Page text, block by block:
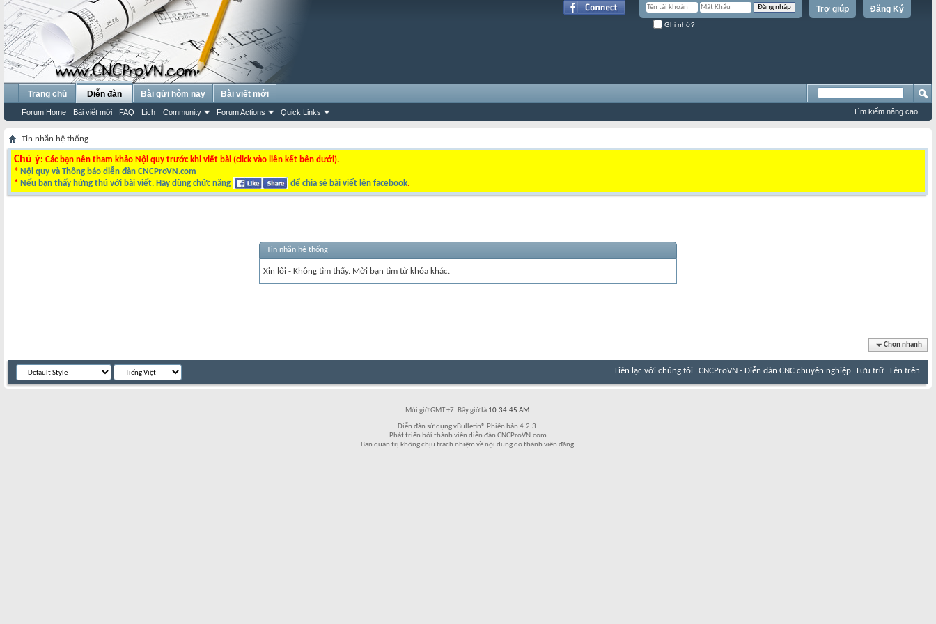
Đăng Ký
Trợ giúp
Ghi nhớ?
Trang chủ Diễn đàn
Forum Home Bài viết mới FAQ Lịch Community Forum Actions Quick Links
Bài gửi hôm nay Bài viết mới
Tìm kiếm nâng cao
Tin nhắn hệ thống
Chú ý: Các bạn nên tham khảo Nội quy trước khi viết bài (click vào liên kết bên dưới).
* Nội quy và Thông báo diễn đàn CNCProVN.com
* Nếu bạn thấy hứng thú với bài viết. Hãy dùng chức năng để chia sẻ bài viết lên facebook.
Tin nhắn hệ thống
Xin lỗi - Không tìm thấy. Mời bạn tìm từ khóa khác.
Chọn nhanh
Liên lạc với chúng tôi CNCProVN - Diễn đàn CNC chuyên nghiệp Lưu trữ Lên trên
Múi giờ GMT +7. Bây giờ là 10:34:45 AM.
Diễn đàn sử dụng vBulletin® Phiên bản 4.2.3.
Phát triển bởi thành viên diễn đàn CNCProVN.com
Ban quản trị không chịu trách nhiệm về nội dung do thành viên đăng.